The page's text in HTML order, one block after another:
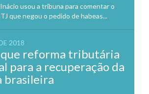
usou a tribuna para comentar o
que negou o pedido de habeas...
2018
reforma tributária
para a recuperação da
brasileira